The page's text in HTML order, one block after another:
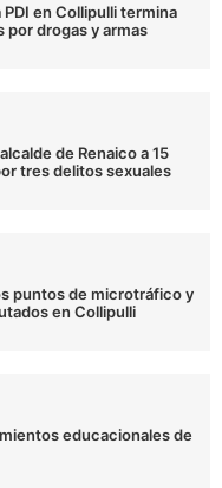
en Collipulli termina
por drogas y armas
de Renaico a 15
tres delitos sexuales
puntos de microtráfico y
en Collipulli
educacionales de